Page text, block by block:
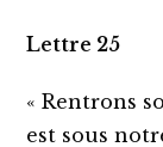
Lettre 25
« Rentrons
est sous